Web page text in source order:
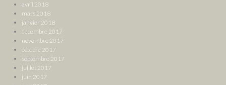
avril 2018
mars 2018
janvier 2018
décembre 2017
novembre 2017
octobre 2017
septembre 2017
juillet 2017
juin 2017